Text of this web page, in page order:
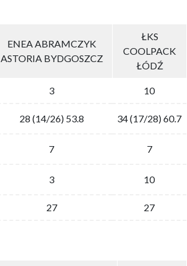
ENEA ABRAMCZYK
ASTORIA BYDGOSZCZ
ŁKS
COOLPACK
ŁÓDŹ
3
10
28 (14/26) 53.8
34 (17/28) 60.7
7
7
3 10
27 27